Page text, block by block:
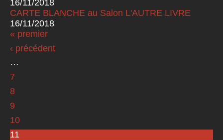
16/11/2018
CARTE BLANCHE au Salon L'AUTRE LIVRE
16/11/2018
Pages
« premier
‹ précédent
…
7
8
9
10
11